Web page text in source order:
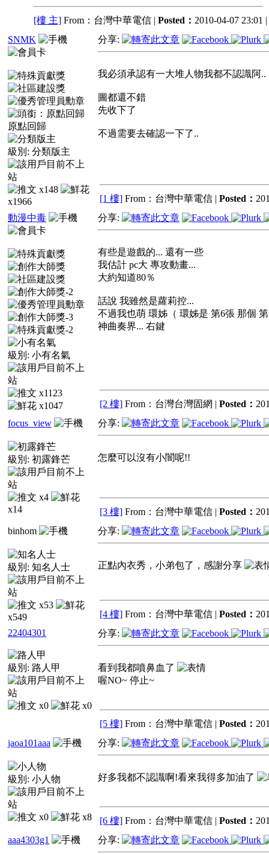
[樓 主] From：台灣中華電信 | Posted： 2010-04-07 23:01 |
SNMK
原點回歸
級別: 分類版主
x148
x1966
分享:
我必須承認有一大堆人物我都不認識阿..
圖都還不錯
先收下了
不過需要去確認一下了..
[1 樓] From：台灣中華電信 | Posted：
動漫中毒
級別: 小有名氣
x1123
x1047
分享:
有些是遊戲的... 還有一些
我估計 pc大 專攻動畫...
大約知道80％
話說 我雖然是蘿莉控...
不過我也萌 環姊（ 環姊是 第6張 那個
神曲奏界... 右鍵
[2 樓] From：台灣台灣固網 | Posted：
focus_view
級別: 初露鋒芒
x4
x14
分享:
怎麼可以沒有小闇呢!!
[3 樓] From：台灣中華電信 | Posted：
binhom
級別: 知名人士
x53
x549
分享:
正點內衣秀，小弟包了，感謝分享
[4 樓] From：台灣中華電信 | Posted：
22404301
級別: 路人甲
x0 x0
分享:
看到我都噴鼻血了
喔NO~ 停止~
[5 樓] From：台灣中華電信 | Posted：
jaoa101aaa
級別: 小人物
x0 x8
分享:
好多我都不認識啊!看來我得多加油了
[6 樓] From：台灣中華電信 | Posted：
aaa4303g1
分享: